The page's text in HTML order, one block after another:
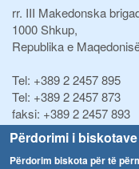
Përdorimi i
Përdorim biskota për të
rr. III Makedonska
1000 Shkup,
Republika e
Tel: +389 2 2457 895
Tel: +389 2 2457 873
faksi: +389 2 2457 893
faksi:+389 2 2457 871
info@fva.gov.mk